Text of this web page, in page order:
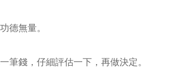
德無量。
筆錢，仔細評估一下，再做決定。